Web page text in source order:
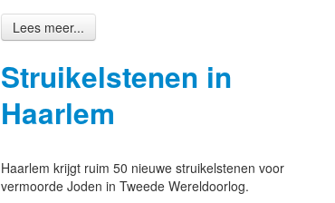
Lees meer...
Struikelstenen in
Haarlem
Haarlem krijgt ruim 50 nieuwe struikelstenen voor
vermoorde Joden in Tweede Wereldoorlog.